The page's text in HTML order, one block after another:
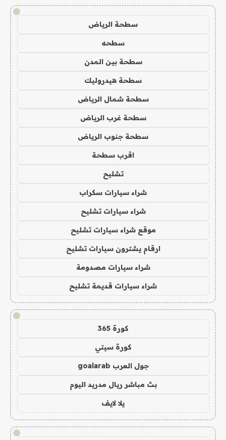
!
سطحة الرياض
سطحه
سطحة بين المدن
سطحة هيدروليك
سطحة شمال الرياض
سطحة غرب الرياض
سطحة جنوب الرياض
اقرب سطحة
تشليح
شراء سيارات سكراب
شراء سيارات تشليح
موقع شراء سيارات تشليح
ارقام يشترون سيارات تشليح
شراء سيارات مصدومة
شراء سيارات قديمة تشليح
!
كورة 365
كورة سيتي
جول العرب goalarab
بث مباشر ريال مدريد اليوم
يلا لايف
!